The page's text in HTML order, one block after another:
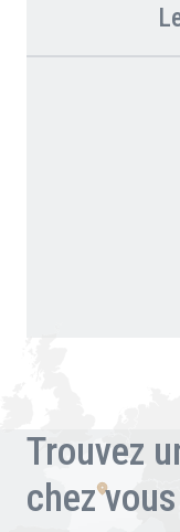
Trouvez
chez vous